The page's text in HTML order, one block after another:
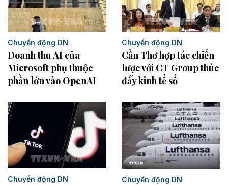
Chuyển động DN
Doanh thu AI của
Microsoft phụ thuộc
phần lớn vào OpenAI
Chuyển động DN
Cần Thơ hợp tác chiến
lược với CT Group thúc
đẩy kinh tế số
Chuyển động DN Chuyển động DN